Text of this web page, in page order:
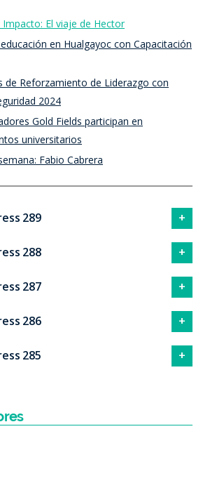
El viaje de Hector
en Hualgayoc con Capacitación
de Reforzamiento de Liderazgo con
2024
Gold Fields participan en
universitarios
Fabio Cabrera
289
288
287
286
285